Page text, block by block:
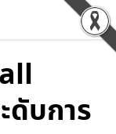
ดับการ